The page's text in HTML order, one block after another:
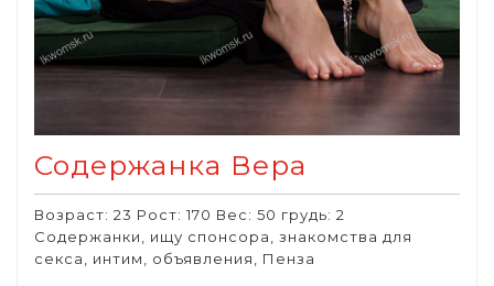
Содержанка Вера
Возраст: 23 Рост: 170 Вес: 50 грудь: 2
Содержанки, ищу спонсора, знакомства для
секса, интим, объявления, Пенза